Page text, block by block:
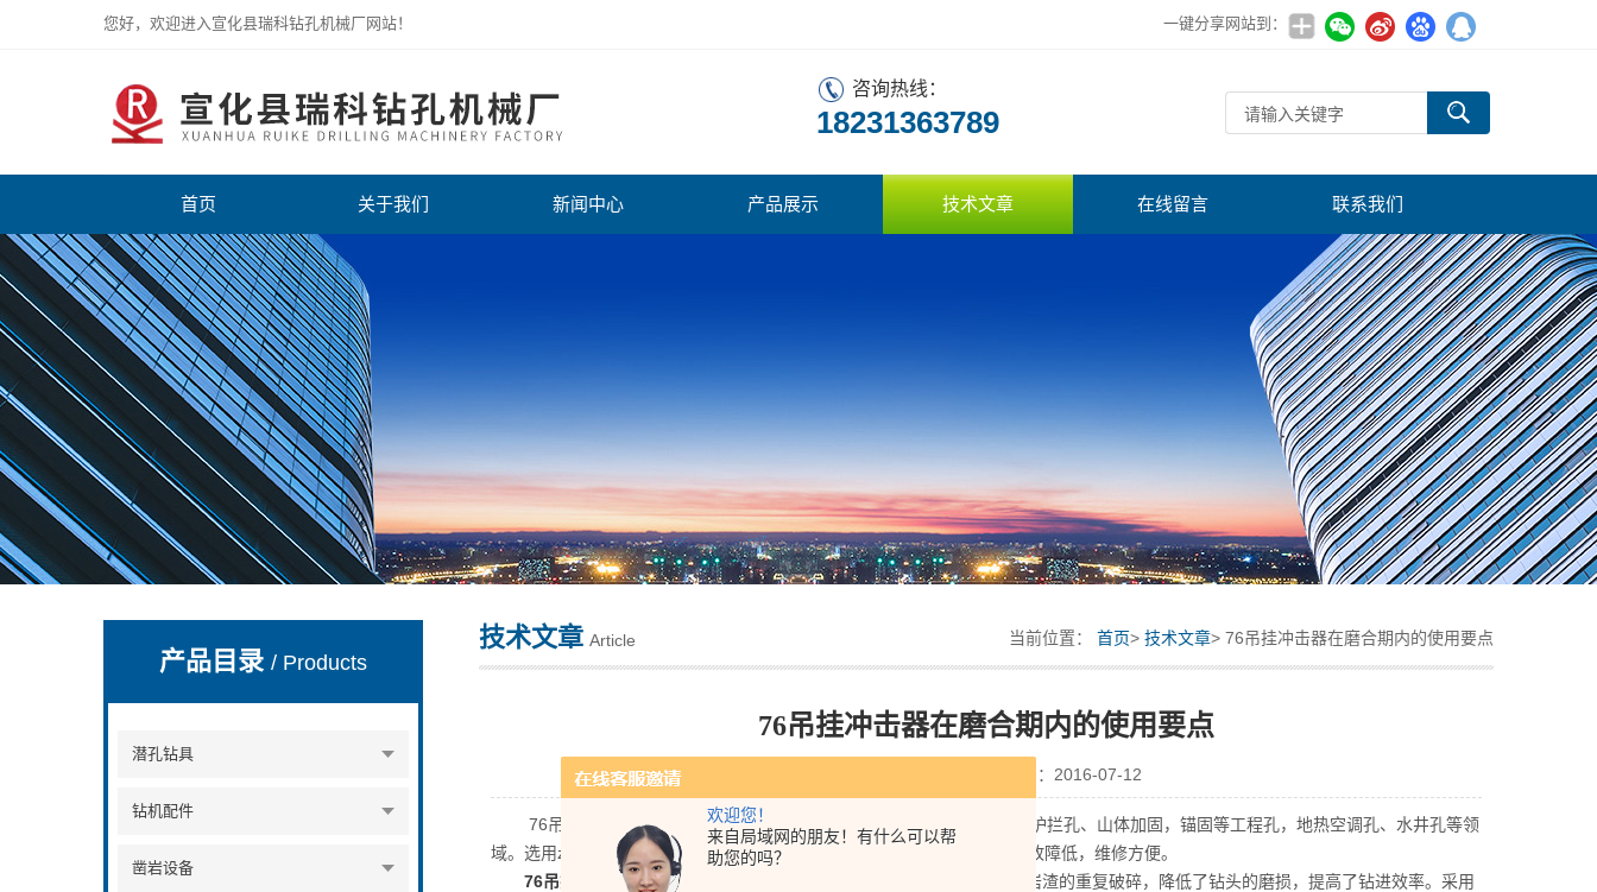
欢迎您！
来自局域网的朋友！有什么可以帮
助您的吗？
您好，欢迎进入宣化县瑞科钻孔机械厂网站！ 一键分享网站到：
宣化县瑞科钻孔机械厂
咨询热线：
18231363789
首页 关于我们 新闻中心 产品展示 技术文章 在线留言 联系我们
产品目录/ Products
潜孔钻具
钻机配件
凿岩设备
技术文章 Article 当前位置： 首页> 技术文章> 76吊挂冲击器在磨合期内的使用要点
76吊挂冲击器在磨合期内的使用要点
点击次数：3482 更新时间：2016-07-12
76吊挂冲击器适用范围矿山、采石场、高速公路等工程钻凿爆破孔、护拦孔、山体加固，锚固等工程孔，地热空调孔、水井孔等领
域。选用zui的原材料和的加工工艺，性能更稳定，寿命更长。拆装容易，故障低，维修方便。
76吊挂冲击器属于有阀式中心排气冲击器，排出岩粉效果好，减少了岩渣的重复破碎，降低了钻头的磨损，提高了钻进效率。采用